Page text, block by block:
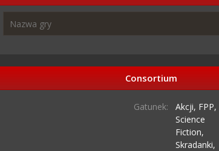
Consortium
Gatunek: Akcji, FPP,
Science
Fiction,
Skradanki,